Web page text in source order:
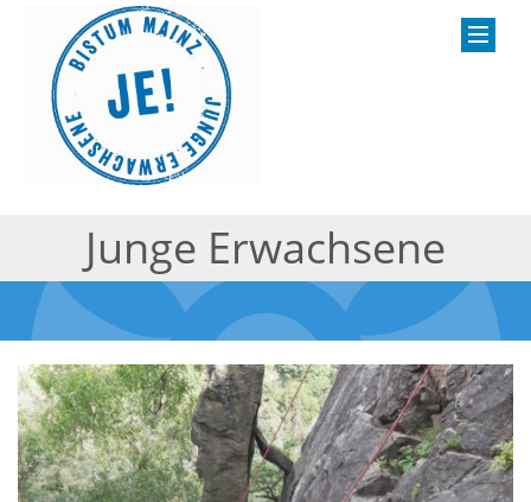
Junge Erwachsene